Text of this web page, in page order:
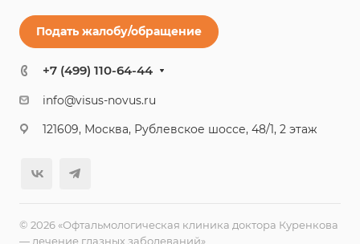
Подать жалобу/обращение
+7 (499) 110-64-44
info@visus-novus.ru
121609, Москва, Рублевское шоссе, 48/1, 2 этаж
© 2026 «Офтальмологическая клиника доктора Куренкова
— лечение глазных заболеваний»